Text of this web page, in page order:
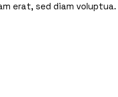
erat, sed diam